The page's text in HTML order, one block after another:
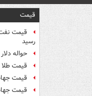
قیمت
رسید
حواله دلار ۱۵۴ هزار و ۴۵۱ تومان شد
قیمت
قیمت جهانی
قیمت جهانی